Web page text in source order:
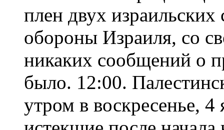
плен двух
обороны Израиля, со
никаких сообщений о
было. 12:00.
утром в воскресенье, 4